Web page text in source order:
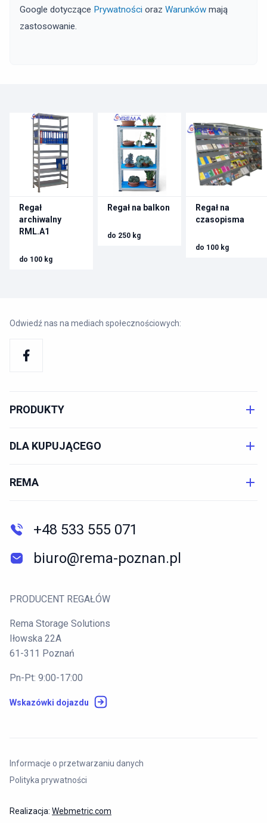
Google dotyczące Prywatności oraz Warunków mają
zastosowanie.
Regał
archiwalny
RML.A1
do 100 kg
Regał na balkon
do 250 kg
Regał na
czasopisma
do 100 kg
Odwiedź nas na mediach społecznościowych:
+48 533 555 071
biuro@rema-poznan.pl
PRODUCENT REGAŁÓW
Rema Storage Solutions
Iłowska 22A
61-311 Poznań
Pn-Pt: 9:00-17:00
Wskazówki dojazdu
PRODUKTY
DLA KUPUJĄCEGO
REMA
Informacje o przetwarzaniu danych
Polityka prywatności
Realizacja: Webmetric.com